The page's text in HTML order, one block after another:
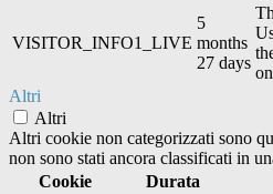
VISITOR_INFO1_LIVE
5
months
27 days
Altri
Altri
Altri cookie non categorizzati sono
non sono stati ancora classificati in
Cookie
Durata